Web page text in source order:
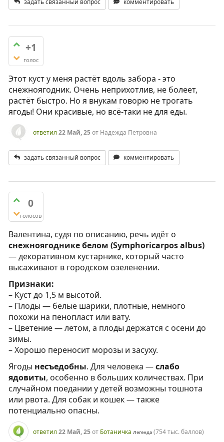
задать связанный вопрос комментировать
+1
голос
Этот куст у меня растёт вдоль забора - это
снежноягодник. Очень неприхотлив, не болеет,
растёт быстро. Но я внукам говорю не трогать
ягоды! Они красивые, но всё-таки не для еды.
ответил 22 Май, 25от Надежда Петровна
задать связанный вопрос комментировать
0
голосов
Валентина, судя по описанию, речь идёт о
снежноягоднике белом (Symphoricarpos albus)
— декоративном кустарнике, который часто
высаживают в городском озеленении.
Признаки:
– Куст до 1,5 м высотой.
– Плоды — белые шарики, плотные, немного
похожи на пенопласт или вату.
– Цветение — летом, а плоды держатся с осени до
зимы.
– Хорошо переносит морозы и засуху.
Ягоды несъедобны. Для человека —слабо
ядовиты, особенно в больших количествах. При
случайном поедании у детей возможны тошнота
или рвота. Для собак и кошек — также
потенциально опасны.
ответил 22 Май, 25от Ботаничка Легенда (754 тыс.баллов)